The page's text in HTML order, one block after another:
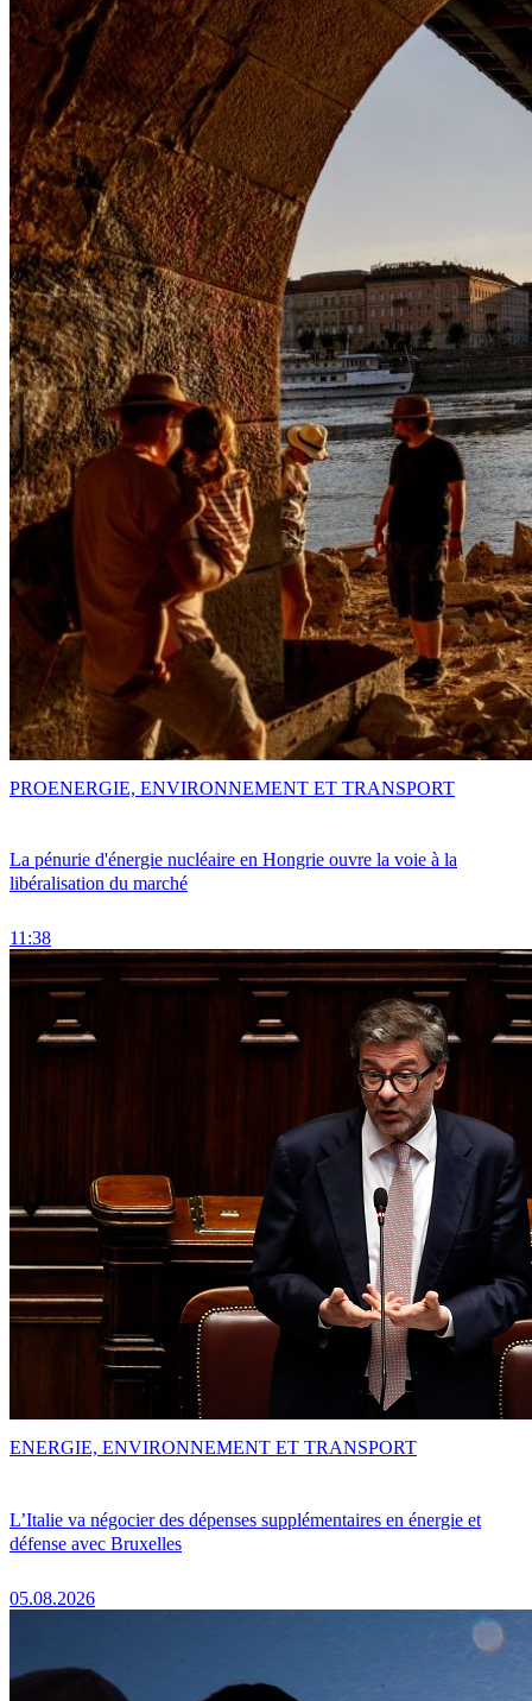
La pénurie d'énergie nucléaire en Hongrie ouvre la voie à la
libéralisation du marché
11:38
PROENERGIE, ENVIRONNEMENT ET TRANSPORT
L’Italie va négocier des dépenses supplémentaires en énergie et
défense avec Bruxelles
05.08.2026
ENERGIE, ENVIRONNEMENT ET TRANSPORT